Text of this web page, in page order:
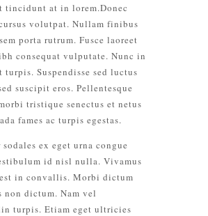
tincidunt at in lorem.Donec
volutpat. Nullam finibus
porta rutrum. Fusce laoreet
consequat vulputate. Nunc in
turpis. Suspendisse sed luctus
suscipit eros. Pellentesque
tristique senectus et netus
fames ac turpis egestas.
ex eget urna congue
id nisl nulla. Vivamus
in convallis. Morbi dictum
non dictum. Nam vel
turpis. Etiam eget ultricies